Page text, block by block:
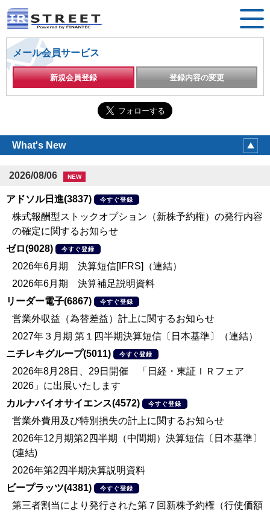
メール会員サービス
新規会員登録 登録内容の変更
What's New
2026/08/06 NEW
アドソル日進(3837) 今すぐ登録
株式報酬型ストックオプション（新株予約権）の発行内容
の確定に関するお知らせ
ゼロ(9028)
今すぐ登録
2026年6月期 決算短信[IFRS]（連結）
2026年6月期 決算補足説明資料
リーダー電子(6867)
今すぐ登録
営業外収益（為替差益）計上に関するお知らせ
2027年３月期 第１四半期決算短信〔日本基準〕（連結）
ニチレキグループ(5011)
今すぐ登録
2026年8月28日、29日開催 「日経・東証ＩＲフェア
2026」に出展いたします
カルナバイオサイエンス(4572)
今すぐ登録
営業外費用及び特別損失の計上に関するお知らせ
2026年12月期第2四半期（中間期）決算短信〔日本基準〕
(連結)
2026年第2四半期決算説明資料
ビープラッツ(4381)
今すぐ登録
第三者割当により発行された第７回新株予約権（行使価額